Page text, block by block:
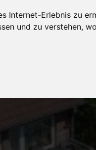
Internet-Erlebnis zu
und zu verstehen,